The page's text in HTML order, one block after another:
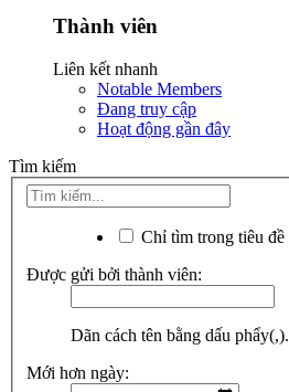
Thành viên
Liên kết nhanh
Notable Members
Đang truy cập
Hoạt động gần đây
Tìm kiếm
Chỉ tìm trong tiêu đề
Được gửi bởi thành viên:
Dãn cách tên bằng dấu phẩy(,).
Mới hơn ngày: